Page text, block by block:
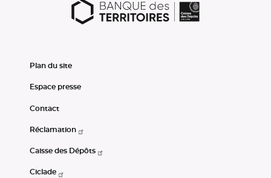
Plan du site
Espace presse
Contact
Réclamation
Caisse des Dépôts
Ciclade